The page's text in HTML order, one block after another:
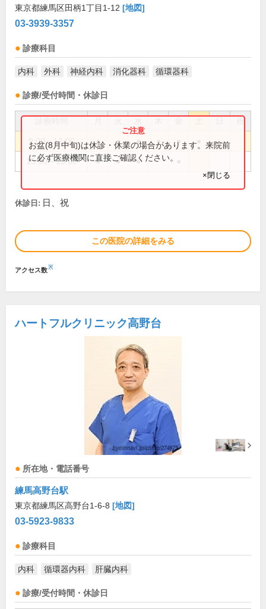
東京都練馬区田柄1丁目1-12 [地図]
03-3939-3357
診療科目
内科 外科 神経内科 消化器科 循環器科
診療/受付時間・休診日
祝
9:00～12:00 ● ● ● ● ●
15:00～18:00 ● ● ●
お盆(8月中旬)は休診・休業の場合があります。来院前
に必ず医療機関に直接ご確認ください。
×閉じる
休診日: 日、祝
この医院の詳細をみる
アクセス数※
ハートフルクリニック高野台
所在地・電話番号
練馬高野台駅
東京都練馬区高野台1-6-8 [地図]
03-5923-9833
診療科目
内科 循環器内科 肝臓内科
診療/受付時間・休診日